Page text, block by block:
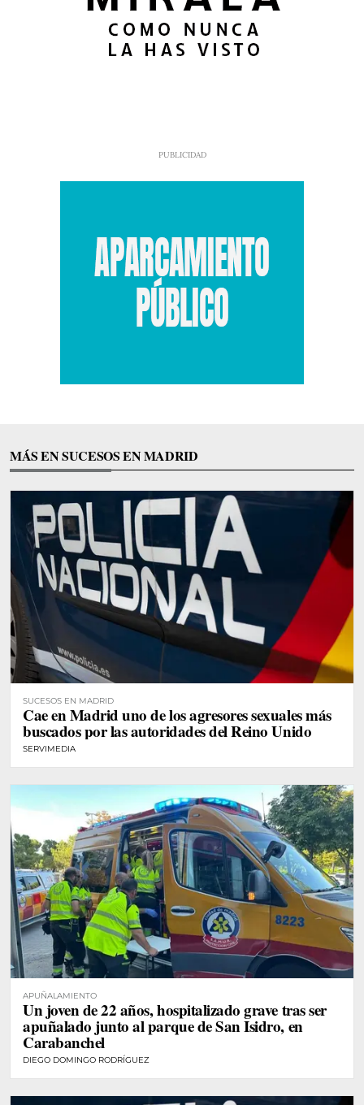
MÁS EN SUCESOS EN MADRID
SUCESOS EN MADRID
Cae en Madrid uno de los agresores sexuales más
buscados por las autoridades del Reino Unido
SERVIMEDIA
APUÑALAMIENTO
Un joven de 22 años, hospitalizado grave tras ser
apuñalado junto al parque de San Isidro, en
Carabanchel
DIEGO DOMINGO RODRÍGUEZ